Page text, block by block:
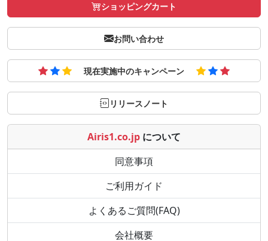
ショッピングカート
お問い合わせ
現在実施中のキャンペーン
リリースノート
Airis1.co.jp について
同意事項
ご利用ガイド
よくあるご質問(FAQ)
会社概要